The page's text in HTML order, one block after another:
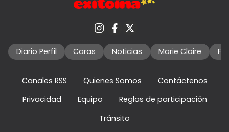
Diario Perfil Caras Noticias Marie Claire
Canales RSS Quienes Somos
Contáctenos
Privacidad
Equipo
Reglas de participación
Tránsito